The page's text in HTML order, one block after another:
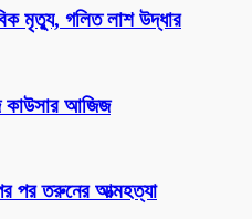
মৃত্যু, গলিত লাশ উদ্ধার
কাউসার আজিজ
পর তরুনের আত্মহত্যা